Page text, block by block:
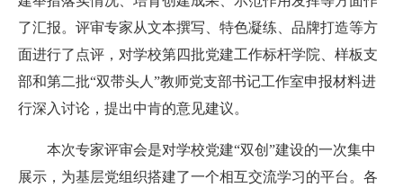
了汇报。评审专家从文本撰写、特色凝练、品牌打造等方
面进行了点评，对学校第四批党建工作标杆学院、样板支
部和第二批“双带头人”教师党支部书记工作室申报材料进
行深入讨论，提出中肯的意见建议。
本次专家评审会是对学校党建“双创”建设的一次集中
展示，为基层党组织搭建了一个相互交流学习的平台。各